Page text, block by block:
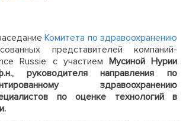
Комитета по здравоохранению
представителей компаний-
Russie с участием Мусиной Нурии
руководителя направления по
здравоохранению
по оценке технологий в